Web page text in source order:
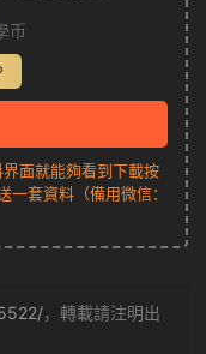
币
面就能夠看到下載按
套資料（備用微信：
，轉載請注明出